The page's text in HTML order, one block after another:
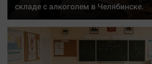
Мнения
складе с алкоголем в Челябинске.